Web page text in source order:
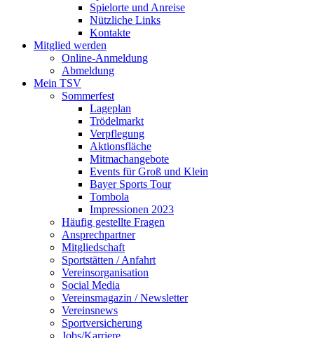
Spielorte und Anreise
Nützliche Links
Kontakte
Mitglied werden
Online-Anmeldung
Abmeldung
Mein TSV
Sommerfest
Lageplan
Trödelmarkt
Verpflegung
Aktionsfläche
Mitmachangebote
Events für Groß und Klein
Bayer Sports Tour
Tombola
Impressionen 2023
Häufig gestellte Fragen
Ansprechpartner
Mitgliedschaft
Sportstätten / Anfahrt
Vereinsorganisation
Social Media
Vereinsmagazin / Newsletter
Vereinsnews
Sportversicherung
Jobs/Karriere